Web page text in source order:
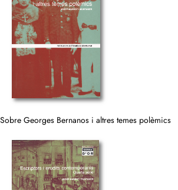
Sobre Georges Bernanos i altres temes polèmics